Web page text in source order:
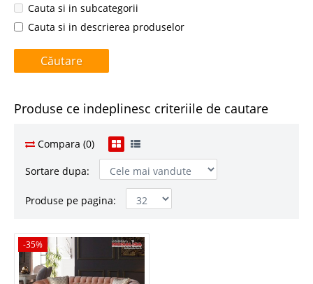
Cauta si in subcategorii
Cauta si in descrierea produselor
Produse ce indeplinesc criteriile de cautare
Compara (0)
Sortare dupa:
Produse pe pagina:
-35%
-35%